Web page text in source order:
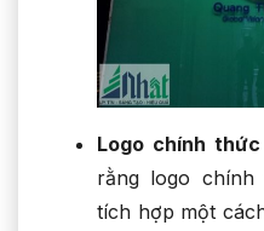
Logo chính
rằng logo
tích hợp một